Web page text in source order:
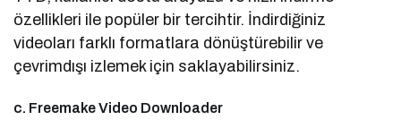
özellikleri ile popüler bir tercihtir. İndirdiğiniz
videoları farklı formatlara dönüştürebilir ve
çevrimdışı izlemek için saklayabilirsiniz.
c. Freemake Video Downloader